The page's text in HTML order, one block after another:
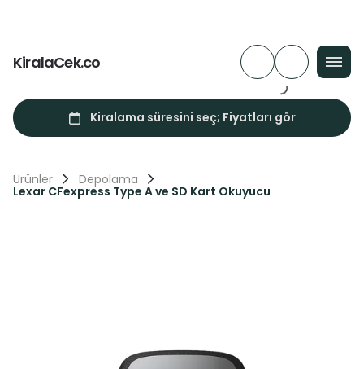
KiralaCek.co
Ürünler Depolama
Lexar CFexpress Type A ve SD Kart Okuyucu